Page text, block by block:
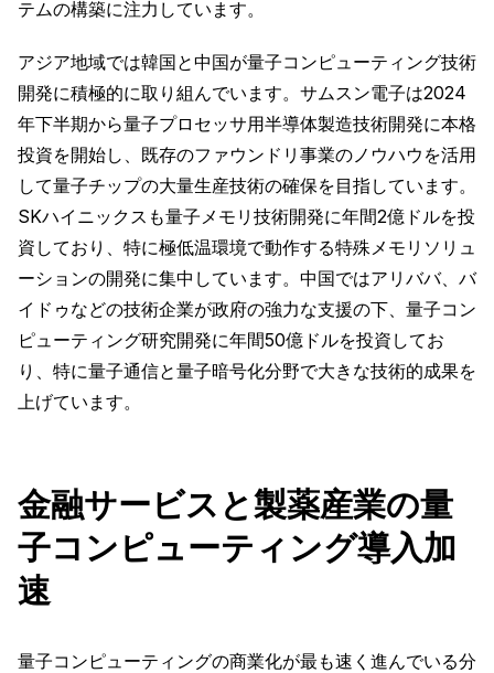
テムの構築に注力しています。
アジア地域では韓国と中国が量子コンピューティング技術
開発に積極的に取り組んでいます。サムスン電子は2024
年下半期から量子プロセッサ用半導体製造技術開発に本格
投資を開始し、既存のファウンドリ事業のノウハウを活用
して量子チップの大量生産技術の確保を目指しています。
SKハイニックスも量子メモリ技術開発に年間2億ドルを投
資しており、特に極低温環境で動作する特殊メモリソリュ
ーションの開発に集中しています。中国ではアリババ、バ
イドゥなどの技術企業が政府の強力な支援の下、量子コン
ピューティング研究開発に年間50億ドルを投資してお
り、特に量子通信と量子暗号化分野で大きな技術的成果を
上げています。
金融サービスと製薬産業の量
子コンピューティング導入加
速
量子コンピューティングの商業化が最も速く進んでいる分